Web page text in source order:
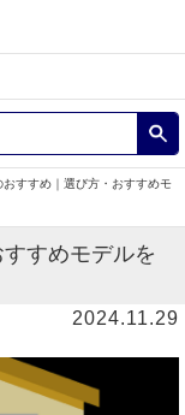
おすすめ｜選び方・おすすめモ
すめモデルを
2024.11.29